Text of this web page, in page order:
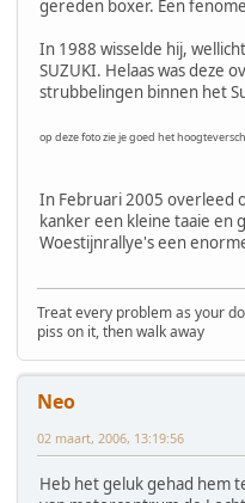
gereden boxer. Een
In 1988 wisselde hij,
SUZUKI. Helaas was deze
strubbelingen binnen het
op deze foto zie je goed het
In Februari 2005 overleed
kanker een kleine taaie en
Woestijnrallye's een
Treat every problem as your
piss on it, then walk away
Neo
02 maart, 2006, 13:19:56
Heb het geluk gehad hem